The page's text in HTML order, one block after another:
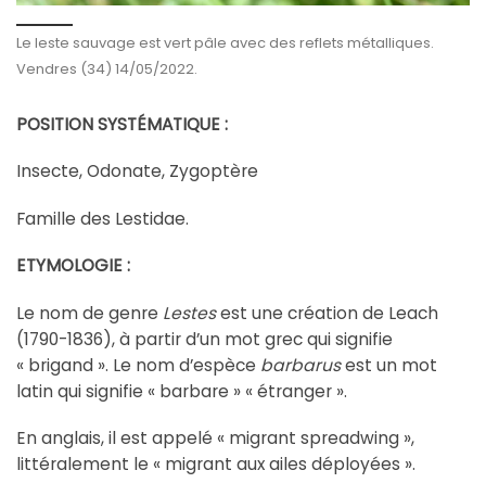
Le leste sauvage est vert pâle avec des reflets métalliques.
Vendres (34) 14/05/2022.
POSITION SYSTÉMATIQUE :
Insecte, Odonate, Zygoptère
Famille des Lestidae.
ETYMOLOGIE :
Le nom de genre Lestesest une création de Leach
(1790-1836), à partir d’un mot grec qui signifie
« brigand ». Le nom d’espèce barbarusest un mot
latin qui signifie « barbare » « étranger ».
En anglais, il est appelé « migrant spreadwing »,
littéralement le « migrant aux ailes déployées ».